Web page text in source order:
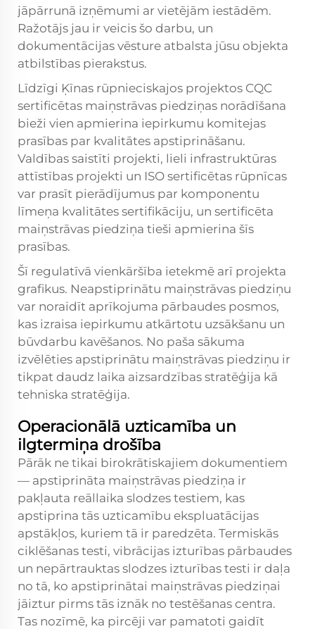
jāpārrunā izņēmumi ar vietējām iestādēm.
Ražotājs jau ir veicis šo darbu, un
dokumentācijas vēsture atbalsta jūsu objekta
atbilstības pierakstus.
Līdzīgi Ķīnas rūpnieciskajos projektos CQC
sertificētas maiņstrāvas piedziņas norādīšana
bieži vien apmierina iepirkumu komitejas
prasības par kvalitātes apstiprināšanu.
Valdības saistīti projekti, lieli infrastruktūras
attīstības projekti un ISO sertificētas rūpnīcas
var prasīt pierādījumus par komponentu
līmeņa kvalitātes sertifikāciju, un sertificēta
maiņstrāvas piedziņa tieši apmierina šīs
prasības.
Šī regulatīvā vienkāršība ietekmē arī projekta
grafikus. Neapstiprinātu maiņstrāvas piedziņu
var noraidīt aprīkojuma pārbaudes posmos,
kas izraisa iepirkumu atkārtotu uzsākšanu un
būvdarbu kavēšanos. No paša sākuma
izvēlēties apstiprinātu maiņstrāvas piedziņu ir
tikpat daudz laika aizsardzības stratēģija kā
tehniska stratēģija.
Operacionālā uzticamība un
ilgtermiņa drošība
Pārāk ne tikai birokrātiskajiem dokumentiem
— apstiprināta maiņstrāvas piedziņa ir
pakļauta reāllaika slodzes testiem, kas
apstiprina tās uzticamību ekspluatācijas
apstākļos, kuriem tā ir paredzēta. Termiskās
ciklēšanas testi, vibrācijas izturības pārbaudes
un nepārtrauktas slodzes izturības testi ir daļa
no tā, ko apstiprinātai maiņstrāvas piedziņai
jāiztur pirms tās iznāk no testēšanas centra.
Tas nozīmē, ka pircēji var pamatoti gaidīt